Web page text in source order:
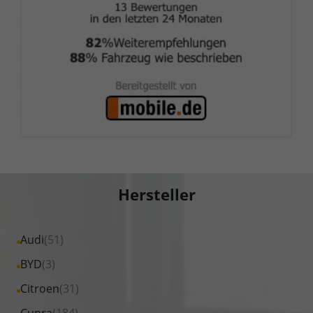
Hersteller
Audi(51)
Alle
Fahrzeuge
Audi
BYD(3)
Alle
Fahrzeuge
Citroen(31)
Alle
Fahrzeuge